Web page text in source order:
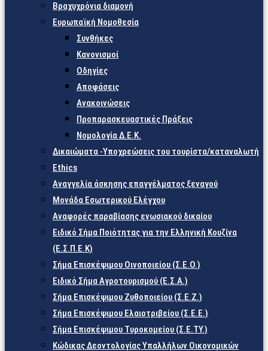
Βραχυχρόνια διαμονή
Ευρωπαϊκή Νομοθεσία
Συνθήκες
Κανονισμοί
Οδηγίες
Αποφάσεις
Ανακοινώσεις
Προπαρασκευαστικές Πράξεις
Νομολογία Δ.Ε.Κ.
Δικαιώματα -Υποχρεώσεις του τουρίστα/καταναλωτή
Ethics
Αναγγελία άσκησης επαγγέλματος ξεναγού
Μονάδα Εσωτερικού Ελέγχου
Αναφορές παραβίασης ενωσιακού δικαίου
Ειδικό Σήμα Ποιότητας για την Ελληνική Κουζίνα
(Ε.Σ.Π.Ε.Κ)
Σήμα Επισκέψιμου Οινοποιείου (Σ.Ε.Ο.)
Ειδικό Σήμα Αγροτουρισμού (Ε.Σ.Α.)
Σήμα Επισκέψιμου Ζυθοποιείου (Σ.Ε.Ζ.)
Σήμα Επισκέψιμου Ελαιοτριβείου (Σ.Ε.Ε.)
Σήμα Επισκέψιμου Τυροκομείου (Σ.Ε.TY.)
Κώδικας Δεοντολογίας Υπαλλήλων Οικονομικών